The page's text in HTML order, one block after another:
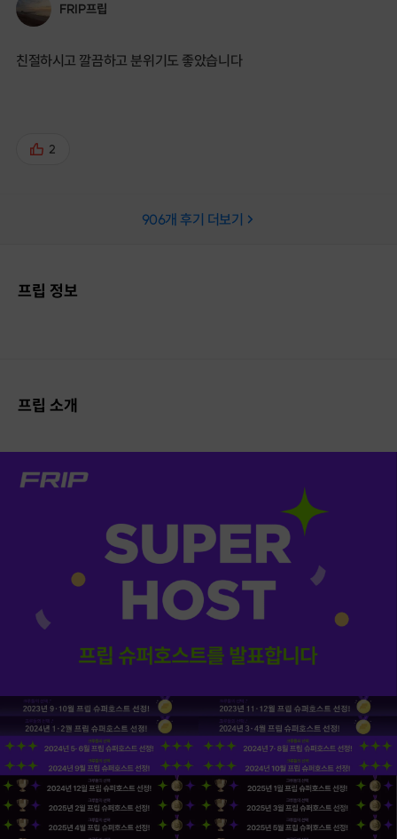
FRIP프립
친절하시고 깔끔하고 분위기도 좋았습니다
2
906개 후기 더보기
프립 정보
프립 소개